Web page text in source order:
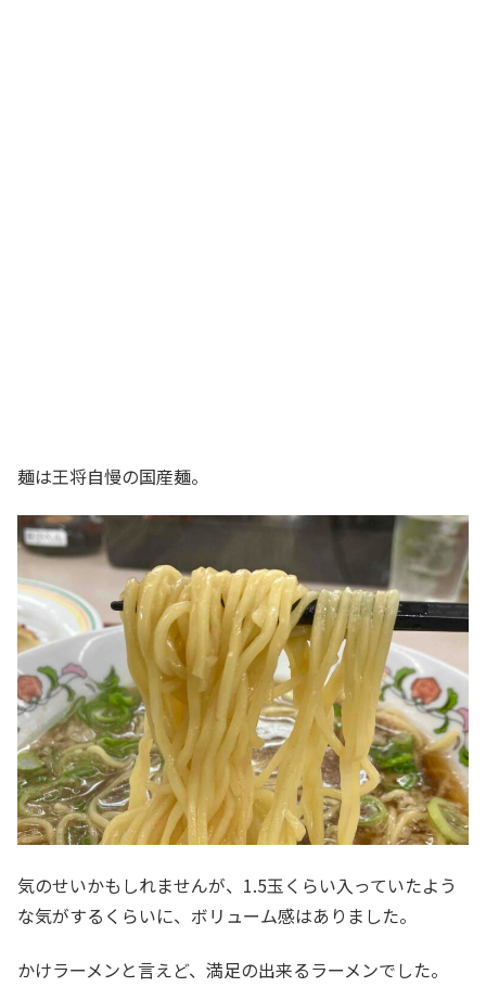
麺は王将自慢の国産麺。
気のせいかもしれませんが、1.5玉くらい入っていたよう
な気がするくらいに、ボリューム感はありました。
かけラーメンと言えど、満足の出来るラーメンでした。